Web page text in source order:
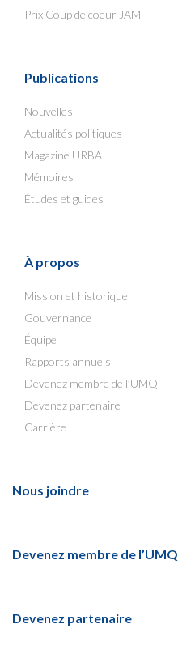
Prix Coup de coeur JAM
Publications
Nouvelles
Actualités politiques
Magazine URBA
Mémoires
Études et guides
À propos
Mission et historique
Gouvernance
Équipe
Rapports annuels
Devenez membre de l’UMQ
Devenez partenaire
Carrière
Nous joindre
Devenez membre de l’UMQ
Devenez partenaire